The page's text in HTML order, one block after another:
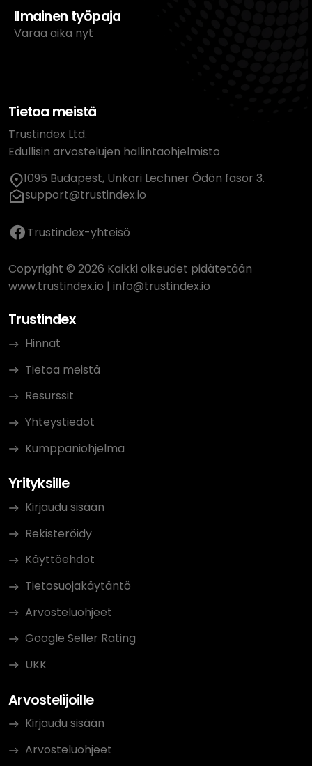
Ilmainen työpaja
Varaa aika nyt
Tietoa meistä
Trustindex Ltd.
Edullisin arvostelujen hallintaohjelmisto
1095 Budapest, Unkari Lechner Ödön fasor 3.
support@trustindex.io
Trustindex-yhteisö
Copyright © 2026 Kaikki oikeudet pidätetään
www.trustindex.io | info@trustindex.io
Trustindex
Hinnat
Tietoa meistä
Resurssit
Yhteystiedot
Kumppaniohjelma
Yrityksille
Kirjaudu sisään
Rekisteröidy
Käyttöehdot
Tietosuojakäytäntö
Arvosteluohjeet
Google Seller Rating
UKK
Arvostelijoille
Kirjaudu sisään
Arvosteluohjeet